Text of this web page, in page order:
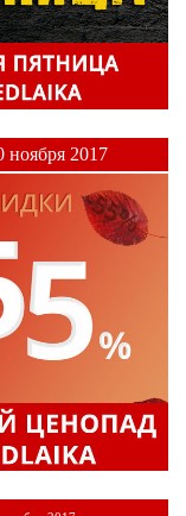
ноября 2017